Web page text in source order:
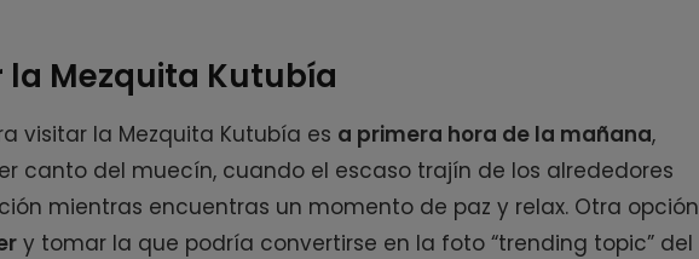
Mezquita Kutubía
visitar la Mezquita Kutubía es a primera hora de la mañana,
canto del muecín, cuando el escaso trajín de los alrededores
mientras encuentras un momento de paz y relax. Otra opción
y tomar la que podría convertirse en la foto “trending topic” del